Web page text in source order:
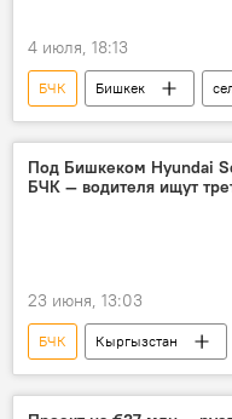
4 июля, 18:13
БЧК Бишкек
МЧС
Под Бишкеком Hyundai
БЧК — водителя ищут
23 июня, 13:03
БЧК Кыргызстан
поиски
водитель